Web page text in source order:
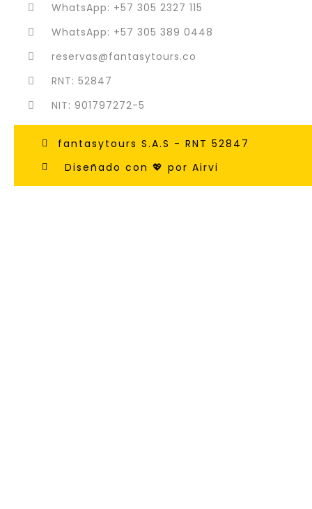
WhatsApp: +57 305 2327 115
WhatsApp: +57 305 389 0448
reservas@fantasytours.co
RNT: 52847
NIT: 901797272-5
fantasytours S.A.S - RNT 52847
Diseñado con 💖 por Airvi